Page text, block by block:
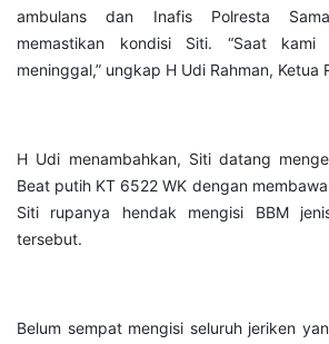
ambulans dan Inafis Polresta
memastikan kondisi Siti. “Saat
meninggal,” ungkap H Udi Rahman, Ketua
H Udi menambahkan, Siti datang
Beat putih KT 6522 WK dengan
Siti rupanya hendak mengisi BBM
tersebut.
Belum sempat mengisi seluruh jeriken